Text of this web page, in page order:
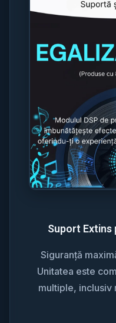
Suport Extins
Siguranță
Unitatea este
multiple, inclusiv